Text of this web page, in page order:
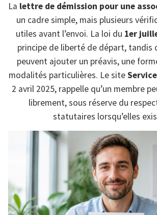
La lettre de démission pour une
un cadre simple, mais plusieurs
utiles avant l’envoi. La loi du 1er
principe de liberté de départ, tandis
peuvent ajouter un préavis, une
modalités particulières. Le site
2 avril 2025, rappelle qu’un membre
librement, sous réserve du
statutaires lorsqu’elles